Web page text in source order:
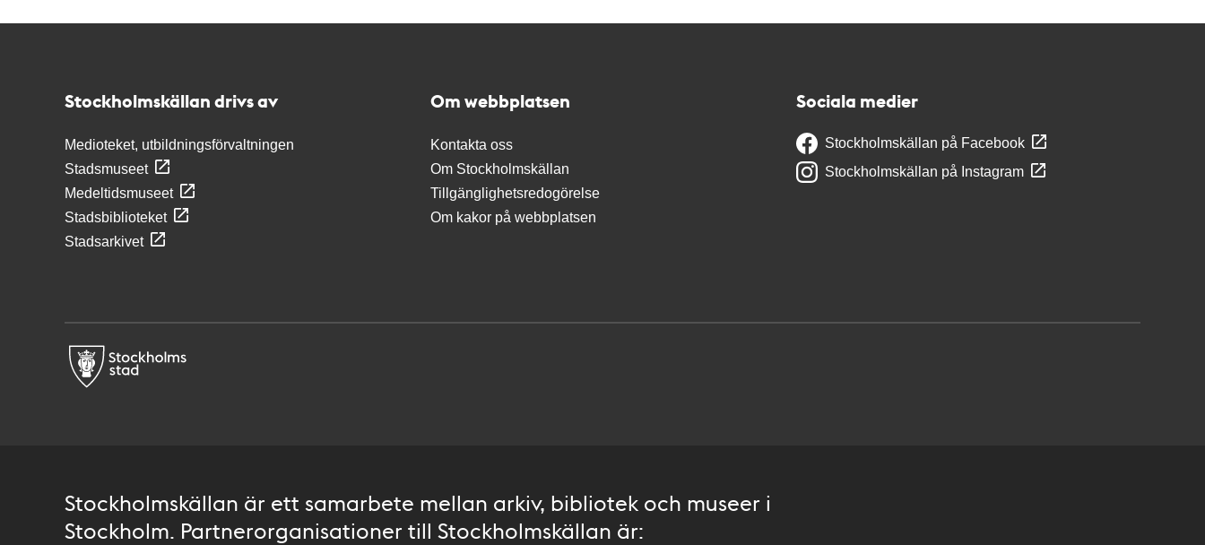
Stockholmskällan drivs av
Medioteket, utbildningsförvaltningen
Stadsmuseet
Medeltidsmuseet
Stadsbiblioteket
Stadsarkivet
Om webbplatsen
Kontakta oss
Om Stockholmskällan
Tillgänglighetsredogörelse
Om kakor på webbplatsen
Sociala medier
Stockholmskällan på Facebook
Stockholmskällan på Instagram
Stockholmskällan är ett samarbete mellan arkiv, bibliotek och museer i
Stockholm. Partnerorganisationer till Stockholmskällan är: